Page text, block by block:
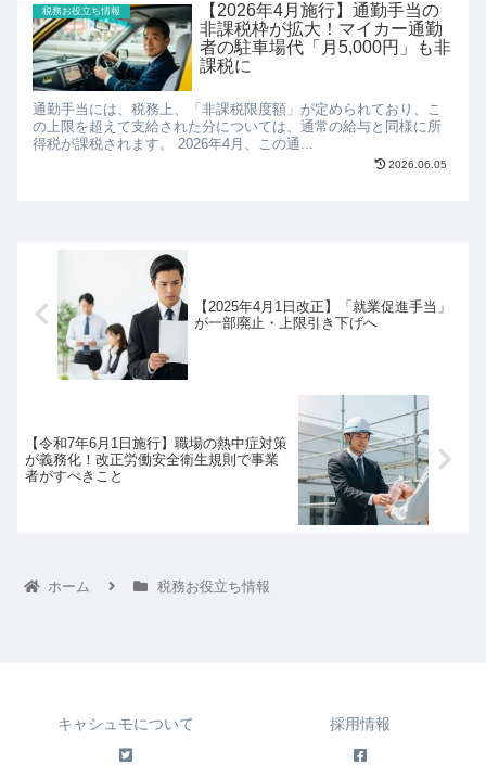
税務お役立ち情報
【2026年4月施行】通勤手当の
非課税枠が拡大！マイカー通勤
者の駐車場代「月5,000円」も非
課税に
通勤手当には、税務上、「非課税限度額」が定められており、こ
の上限を超えて支給された分については、通常の給与と同様に所
得税が課税されます。 2026年4月、この通...
2026.06.05
【2025年4月1日改正】「就業促進手当」
が一部廃止・上限引き下げへ
【令和7年6月1日施行】職場の熱中症対策
が義務化！改正労働安全衛生規則で事業
者がすべきこと
ホーム 税務お役立ち情報
キャシュモについて 採用情報